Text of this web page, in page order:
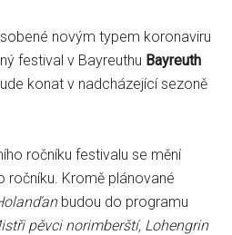
novým typem koronaviru
festival v Bayreuthu Bayreuth
konat v nadcházející sezoně
ročníku festivalu se mění
ročníku. Kromě plánované
budou do programu
pěvci norimberští, Lohengrin